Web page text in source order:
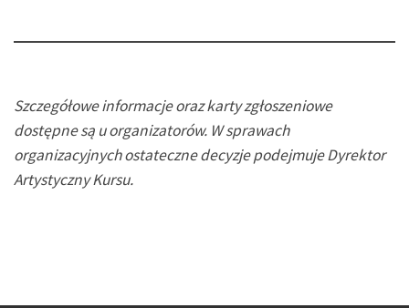
Szczegółowe informacje oraz karty zgłoszeniowe
dostępne są u organizatorów. W sprawach
organizacyjnych ostateczne decyzje podejmuje Dyrektor
Artystyczny Kursu.